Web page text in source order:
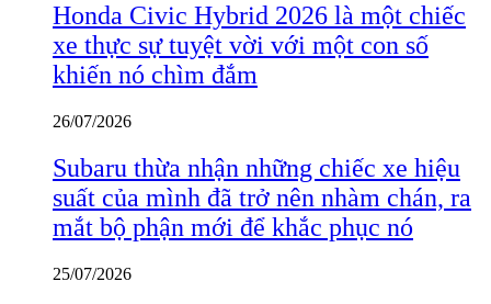
Honda Civic Hybrid 2026 là một chiếc
xe thực sự tuyệt vời với một con số
khiến nó chìm đắm
26/07/2026
Subaru thừa nhận những chiếc xe hiệu
suất của mình đã trở nên nhàm chán, ra
mắt bộ phận mới để khắc phục nó
25/07/2026